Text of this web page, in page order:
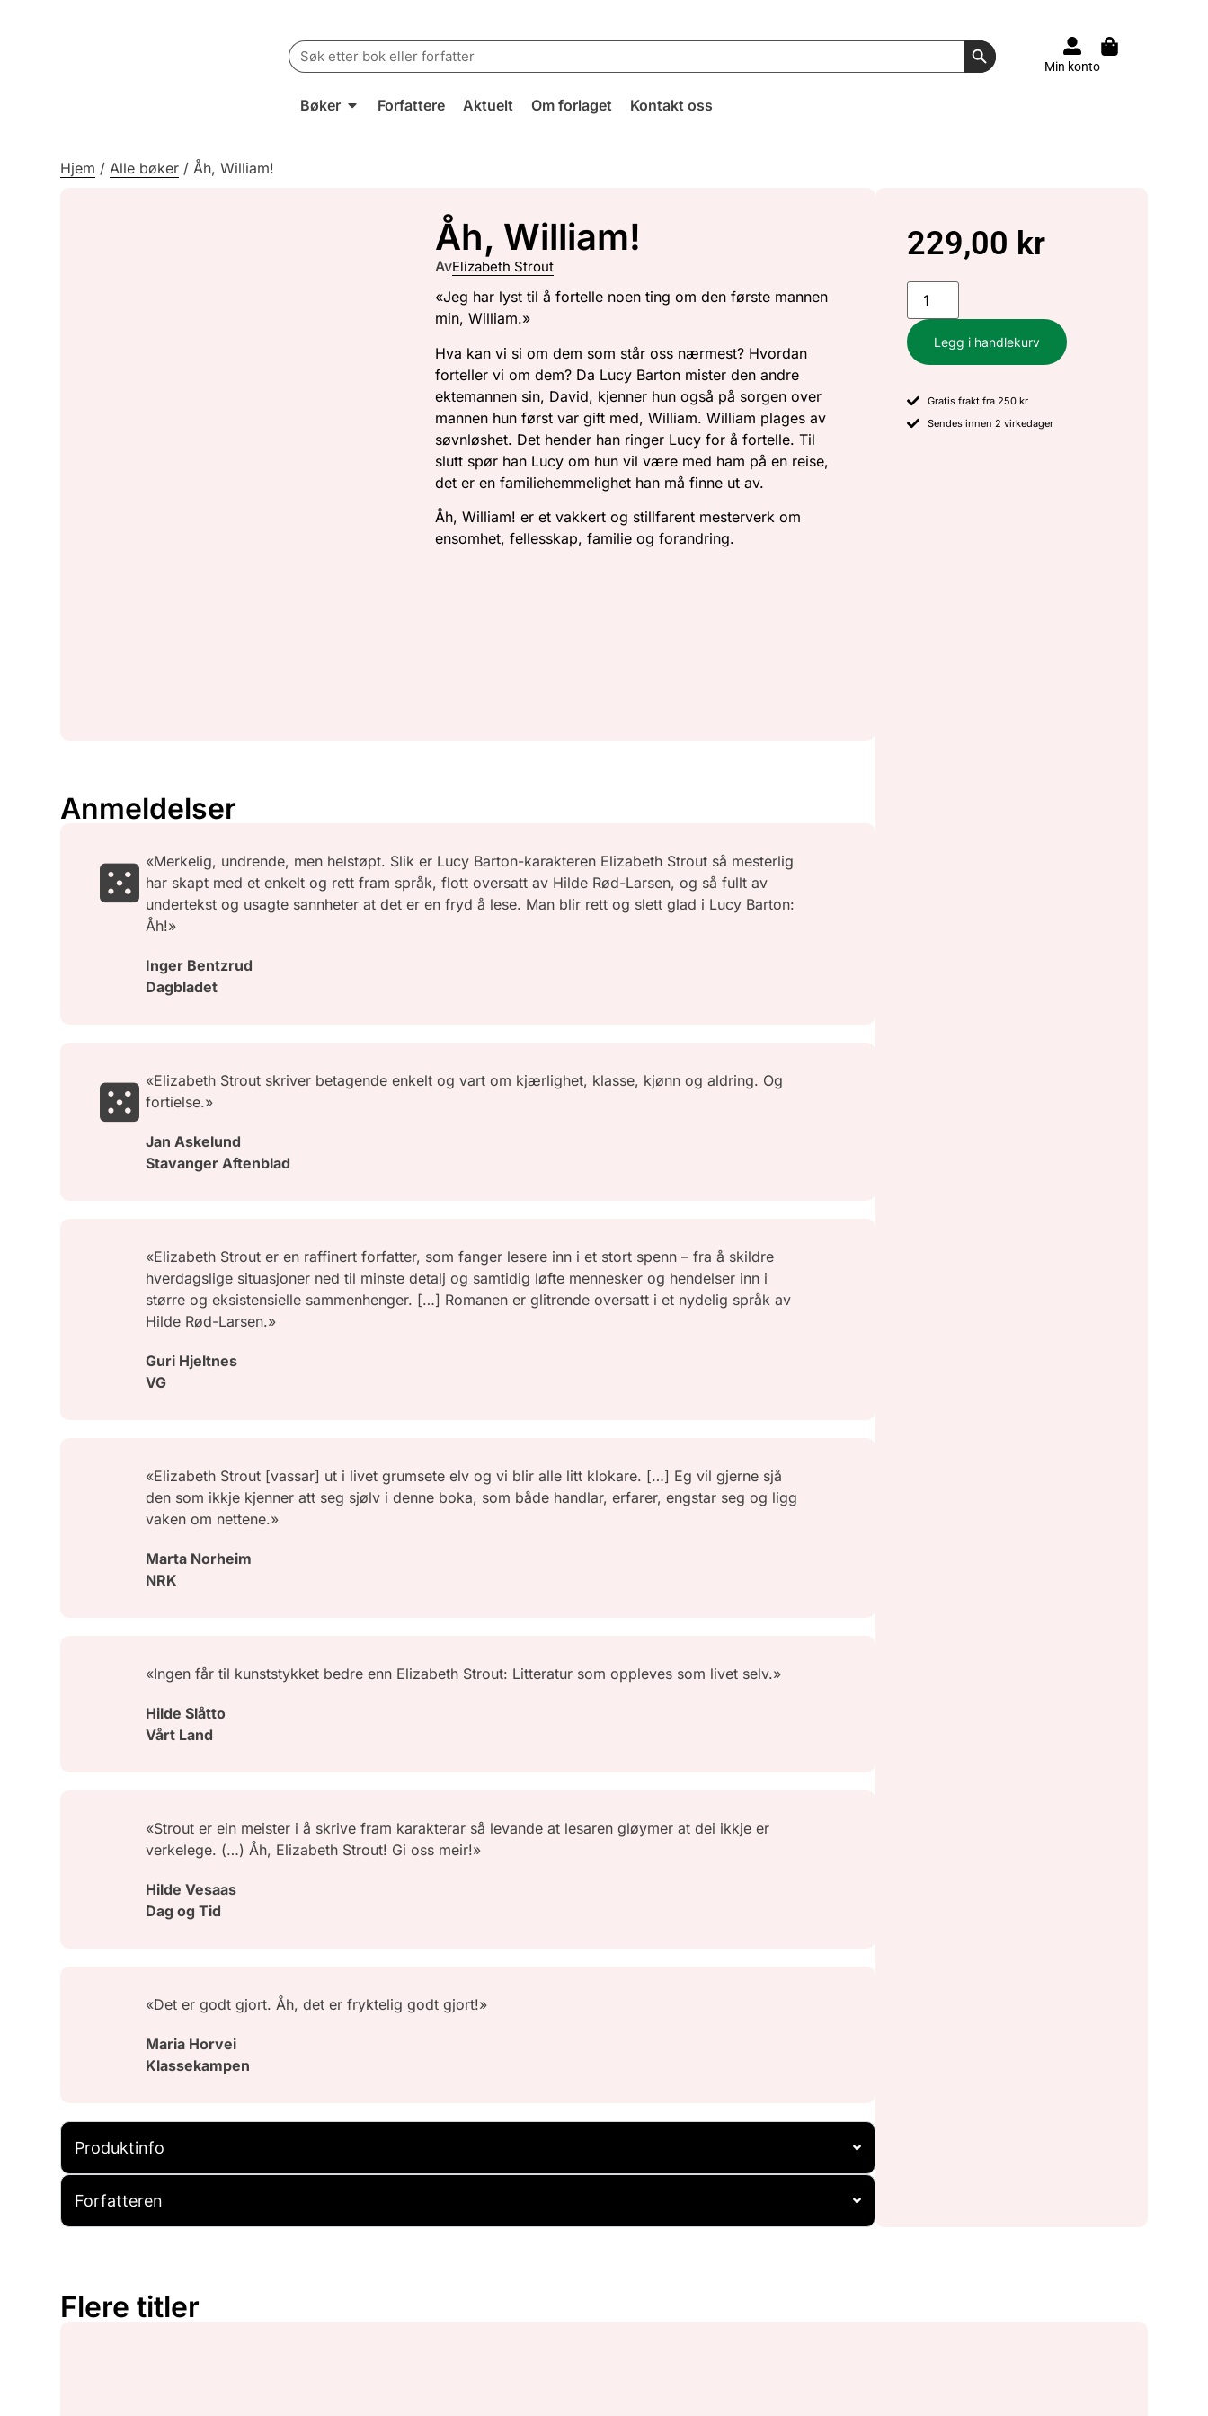
Search
for:
Search Button
Min konto
Bøker Forfattere Aktuelt Om forlaget Kontakt oss
Hjem /Alle bøker /Åh, William!
Åh, William!
AvElizabeth Strout
«Jeg har lyst til å fortelle noen ting om den første mannen
min, William.»
Hva kan vi si om dem som står oss nærmest? Hvordan
forteller vi om dem? Da Lucy Barton mister den andre
ektemannen sin, David, kjenner hun også på sorgen over
mannen hun først var gift med, William. William plages av
søvnløshet. Det hender han ringer Lucy for å fortelle. Til
slutt spør han Lucy om hun vil være med ham på en reise,
det er en familiehemmelighet han må finne ut av.
Åh, William! er et vakkert og stillfarent mesterverk om
ensomhet, fellesskap, familie og forandring.
Anmeldelser
«Merkelig, undrende, men helstøpt. Slik er Lucy Barton-karakteren Elizabeth Strout så mesterlig
har skapt med et enkelt og rett fram språk, flott oversatt av Hilde Rød-Larsen, og så fullt av
undertekst og usagte sannheter at det er en fryd å lese. Man blir rett og slett glad i Lucy Barton:
Åh!»
Inger Bentzrud
Dagbladet
«Elizabeth Strout skriver betagende enkelt og vart om kjærlighet, klasse, kjønn og aldring. Og
fortielse.»
Jan Askelund
Stavanger Aftenblad
«Elizabeth Strout er en raffinert forfatter, som fanger lesere inn i et stort spenn – fra å skildre
hverdagslige situasjoner ned til minste detalj og samtidig løfte mennesker og hendelser inn i
større og eksistensielle sammenhenger. […] Romanen er glitrende oversatt i et nydelig språk av
Hilde Rød-Larsen.»
Guri Hjeltnes
VG
«Elizabeth Strout [vassar] ut i livet grumsete elv og vi blir alle litt klokare. […] Eg vil gjerne sjå
den som ikkje kjenner att seg sjølv i denne boka, som både handlar, erfarer, engstar seg og ligg
vaken om nettene.»
Marta Norheim
NRK
«Ingen får til kunststykket bedre enn Elizabeth Strout: Litteratur som oppleves som livet selv.»
Hilde Slåtto
Vårt Land
«Strout er ein meister i å skrive fram karakterar så levande at lesaren gløymer at dei ikkje er
verkelege. (…) Åh, Elizabeth Strout! Gi oss meir!»
Hilde Vesaas
Dag og Tid
«Det er godt gjort. Åh, det er fryktelig godt gjort!»
Maria Horvei
Klassekampen
Produktinfo
Forfatteren
229,00 kr
Legg i handlekurv
Gratis frakt fra 250 kr
Sendes innen 2 virkedager
Flere titler